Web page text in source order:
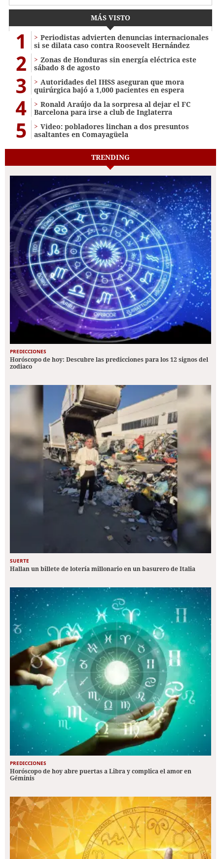
MÁS VISTO
1
Periodistas advierten denuncias internacionales
si se dilata caso contra Roosevelt Hernández
2
Zonas de Honduras sin energía eléctrica este
sábado 8 de agosto
3
Autoridades del IHSS aseguran que mora
quirúrgica bajó a 1,000 pacientes en espera
4
Ronald Araújo da la sorpresa al dejar el FC
Barcelona para irse a club de Inglaterra
5
Video: pobladores linchan a dos presuntos
asaltantes en Comayagüela
TRENDING
PREDICCIONES
Horóscopo de hoy: Descubre las predicciones para los 12 signos del
zodiaco
SUERTE
Hallan un billete de lotería millonario en un basurero de Italia
PREDICCIONES
Horóscopo de hoy abre puertas a Libra y complica el amor en
Géminis